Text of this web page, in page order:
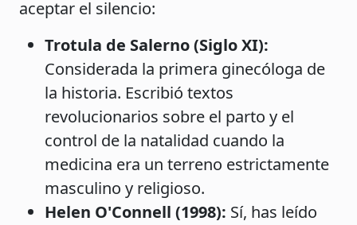
aceptar el silencio:
Trotula de Salerno (Siglo XI):
Considerada la primera ginecóloga de
la historia. Escribió textos
revolucionarios sobre el parto y el
control de la natalidad cuando la
medicina era un terreno estrictamente
masculino y religioso.
Helen O'Connell (1998): Sí, has leído